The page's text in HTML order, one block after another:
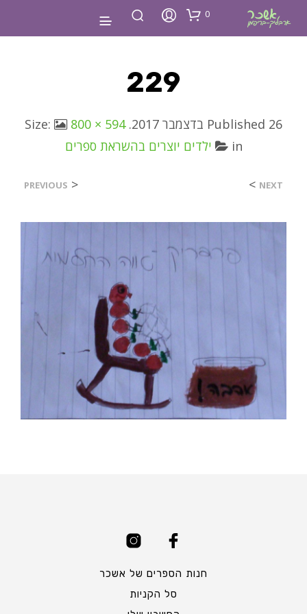
0
229
Published 26 בדצמבר 2017 . Size:
800 × 594
in
ילדים יוצרים בהשראת ספרים
<
PREVIOUS NEXT
>
חנות הספרים של אשכר
סל הקניות